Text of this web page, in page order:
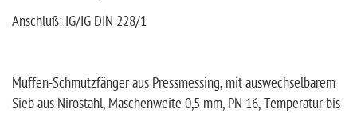
Anschluß: IG/IG DIN 228/1
Muffen-Schmutzfänger aus Pressmessing, mit auswechselbarem
Sieb aus Nirostahl, Maschenweite 0,5 mm, PN 16, Temperatur bis